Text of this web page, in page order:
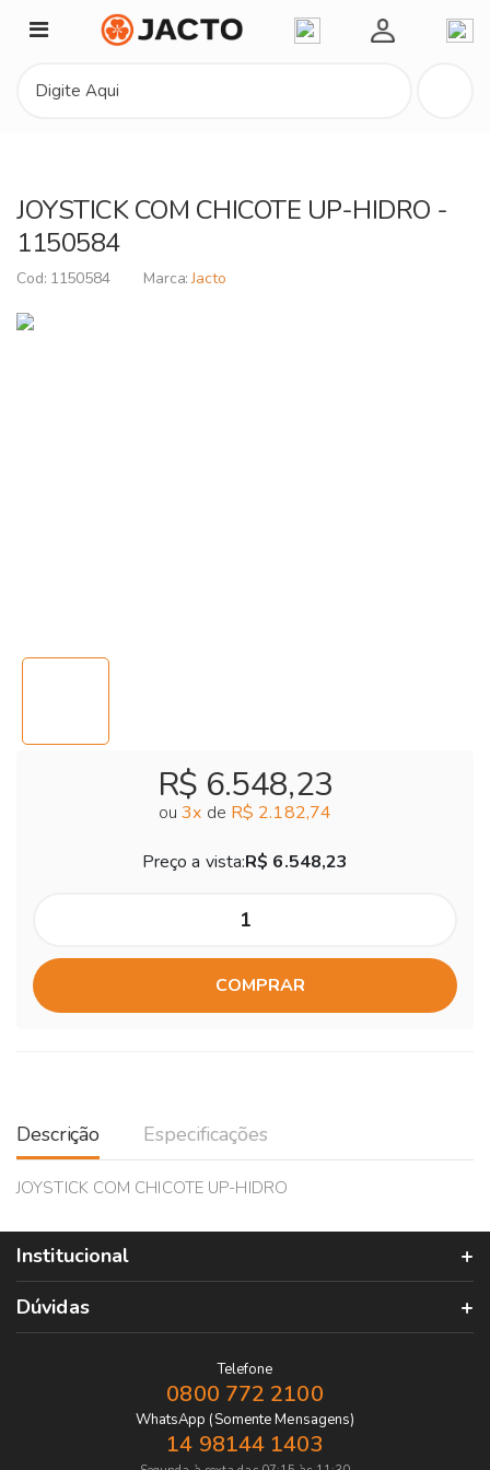
Minha Conta
JOYSTICK COM CHICOTE UP-HIDRO -
1150584
1150584 Jacto
R$ 6.548,23
ou3x de R$ 2.182,74
Preço a vista:R$ 6.548,23
COMPRAR
Descrição Especificações
JOYSTICK COM CHICOTE UP-HIDRO
Institucional
Dúvidas
Telefone
0800 772 2100
WhatsApp (Somente Mensagens)
14 98144 1403